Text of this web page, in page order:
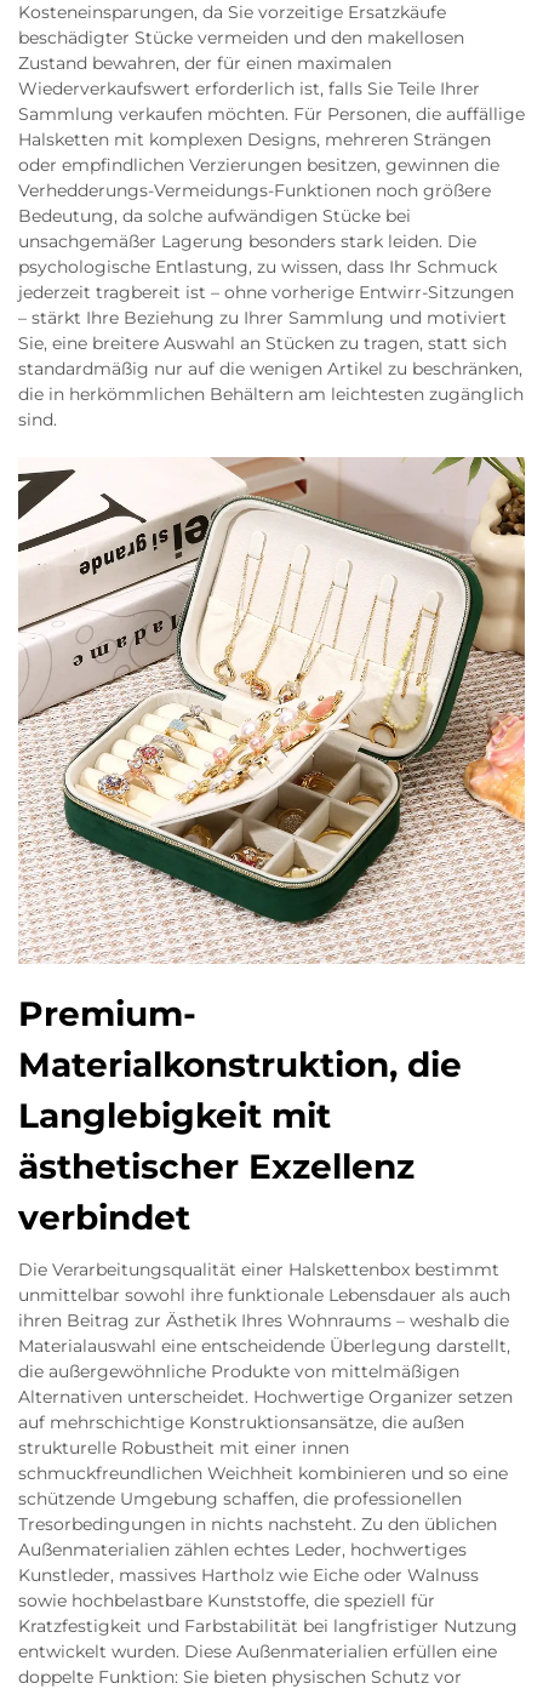
Kosteneinsparungen, da Sie vorzeitige Ersatzkäufe
beschädigter Stücke vermeiden und den makellosen
Zustand bewahren, der für einen maximalen
Wiederverkaufswert erforderlich ist, falls Sie Teile Ihrer
Sammlung verkaufen möchten. Für Personen, die auffällige
Halsketten mit komplexen Designs, mehreren Strängen
oder empfindlichen Verzierungen besitzen, gewinnen die
Verhedderungs-Vermeidungs-Funktionen noch größere
Bedeutung, da solche aufwändigen Stücke bei
unsachgemäßer Lagerung besonders stark leiden. Die
psychologische Entlastung, zu wissen, dass Ihr Schmuck
jederzeit tragbereit ist – ohne vorherige Entwirr-Sitzungen
– stärkt Ihre Beziehung zu Ihrer Sammlung und motiviert
Sie, eine breitere Auswahl an Stücken zu tragen, statt sich
standardmäßig nur auf die wenigen Artikel zu beschränken,
die in herkömmlichen Behältern am leichtesten zugänglich
sind.
Premium-
Materialkonstruktion, die
Langlebigkeit mit
ästhetischer Exzellenz
verbindet
Die Verarbeitungsqualität einer Halskettenbox bestimmt
unmittelbar sowohl ihre funktionale Lebensdauer als auch
ihren Beitrag zur Ästhetik Ihres Wohnraums – weshalb die
Materialauswahl eine entscheidende Überlegung darstellt,
die außergewöhnliche Produkte von mittelmäßigen
Alternativen unterscheidet. Hochwertige Organizer setzen
auf mehrschichtige Konstruktionsansätze, die außen
strukturelle Robustheit mit einer innen
schmuckfreundlichen Weichheit kombinieren und so eine
schützende Umgebung schaffen, die professionellen
Tresorbedingungen in nichts nachsteht. Zu den üblichen
Außenmaterialien zählen echtes Leder, hochwertiges
Kunstleder, massives Hartholz wie Eiche oder Walnuss
sowie hochbelastbare Kunststoffe, die speziell für
Kratzfestigkeit und Farbstabilität bei langfristiger Nutzung
entwickelt wurden. Diese Außenmaterialien erfüllen eine
doppelte Funktion: Sie bieten physischen Schutz vor